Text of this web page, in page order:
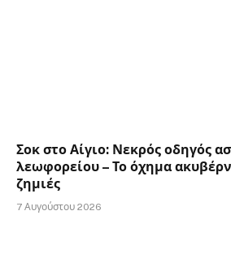
Σοκ στο Αίγιο: Νεκρός οδηγός
λεωφορείου – Το όχημα
ζημιές
7 Αυγούστου 2026